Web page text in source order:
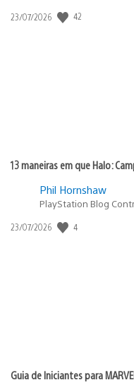
Data
23/07/2026 42
13 maneiras em que Halo:
Phil Hornshaw
PlayStation Blog
Data
23/07/2026 4
Guia de Iniciantes para